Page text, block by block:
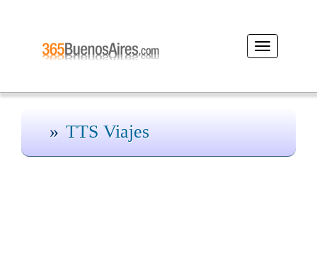
Desplegar
navegación
TTS Viajes